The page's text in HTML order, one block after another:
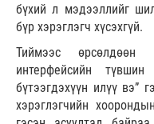
бүхий л мэдээллийг
бүр хэрэглэгч хүсэхгүй.
Тиймээс өрсөлдөөн
интерфейсийн
бүтээгдэхүүн илүү вэ”
хэрэглэгчийн